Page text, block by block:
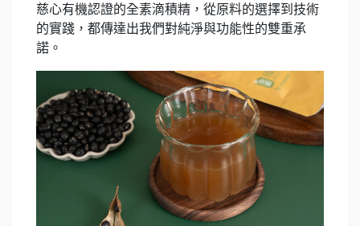
慈心有機認證的全素滴積精，從原料的選擇到技術
的實踐，都傳達出我們對純淨與功能性的雙重承
諾。